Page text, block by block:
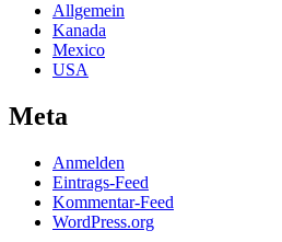
Allgemein
Kanada
Mexico
USA
Meta
Anmelden
Eintrags-Feed
Kommentar-Feed
WordPress.org